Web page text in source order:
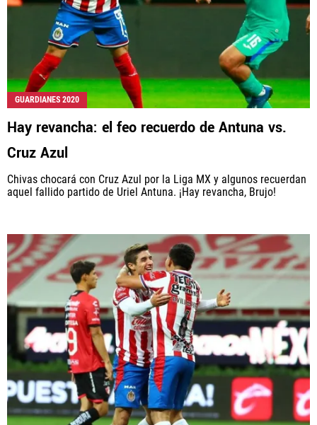
GUARDIANES 2020
Hay revancha: el feo recuerdo de Antuna vs.
Cruz Azul
Chivas chocará con Cruz Azul por la Liga MX y algunos recuerdan
aquel fallido partido de Uriel Antuna. ¡Hay revancha, Brujo!